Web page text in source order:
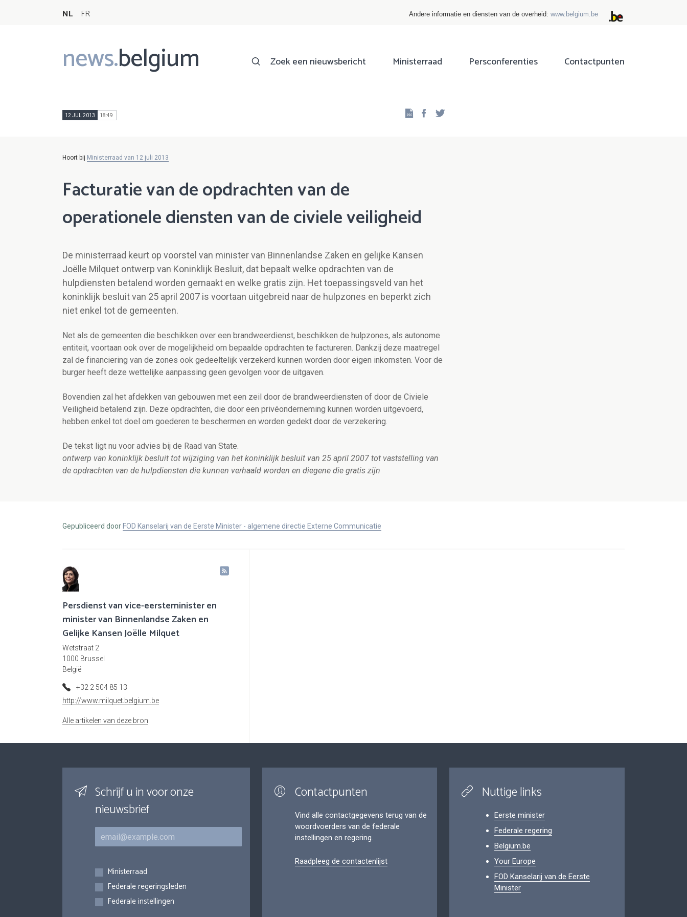
NL FR Andere informatie en diensten van de overheid: www.belgium.be
news.belgium
Main
navigation
Zoek een nieuwsbericht Ministerraad Persconferenties Contactpunten
12 JUL 2013 18:49 Facebook
Hoort bij Ministerraad van 12 juli 2013
Facturatie van de opdrachten van de
operationele diensten van de civiele veiligheid
De ministerraad keurt op voorstel van minister van Binnenlandse Zaken en gelijke Kansen
Joëlle Milquet ontwerp van Koninklijk Besluit, dat bepaalt welke opdrachten van de
hulpdiensten betalend worden gemaakt en welke gratis zijn. Het toepassingsveld van het
koninklijk besluit van 25 april 2007 is voortaan uitgebreid naar de hulpzones en beperkt zich
niet enkel tot de gemeenten.
Net als de gemeenten die beschikken over een brandweerdienst, beschikken de hulpzones, als autonome
entiteit, voortaan ook over de mogelijkheid om bepaalde opdrachten te factureren. Dankzij deze maatregel
zal de financiering van de zones ook gedeeltelijk verzekerd kunnen worden door eigen inkomsten. Voor de
burger heeft deze wettelijke aanpassing geen gevolgen voor de uitgaven.
Bovendien zal het afdekken van gebouwen met een zeil door de brandweerdiensten of door de Civiele
Veiligheid betalend zijn. Deze opdrachten, die door een privéonderneming kunnen worden uitgevoerd,
hebben enkel tot doel om goederen te beschermen en worden gedekt door de verzekering.
De tekst ligt nu voor advies bij de Raad van State.
ontwerp van koninklijk besluit tot wijziging van het koninklijk besluit van 25 april 2007 tot vaststelling van
de opdrachten van de hulpdiensten die kunnen verhaald worden en diegene die gratis zijn
Gepubliceerd door FOD Kanselarij van de Eerste Minister - algemene directie Externe Communicatie
Persdienst van vice-eersteminister en
minister van Binnenlandse Zaken en
Gelijke Kansen Joëlle Milquet
Wetstraat 2
1000 Brussel
België
+32 2 504 85 13
http://www.milquet.belgium.be
Alle artikelen van deze bron
Schrijf u in voor onze
nieuwsbrief
E-mail
Inschrijvingen
Ministerraad
Federale regeringsleden
Federale instellingen
Contactpunten
Vind alle contactgegevens terug van de
woordvoerders van de federale
instellingen en regering.
Raadpleeg de contactenlijst
Nuttige links
Eerste minister
Federale regering
Belgium.be
Your Europe
FOD Kanselarij van de Eerste
Minister